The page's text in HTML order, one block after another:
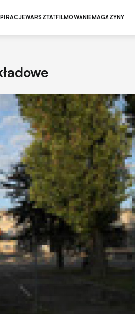
WARSZTATFILMOWANIEMAGAZYNY